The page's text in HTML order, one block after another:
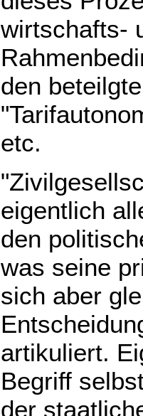
wirtschafts-
den
etc.
eigentlich
den
was seine
sich aber
artikuliert.
Begriff
der